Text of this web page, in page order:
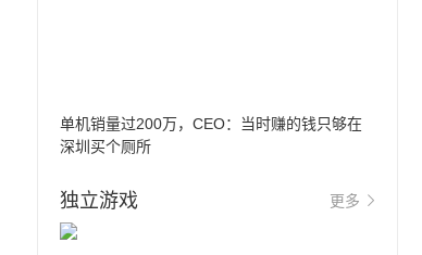
单机销量过200万，CEO：当时赚的钱只够在
深圳买个厕所
独立游戏 更多